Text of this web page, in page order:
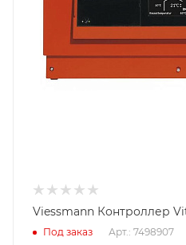
Viessmann Контроллер
Под заказ Арт.: 7498907